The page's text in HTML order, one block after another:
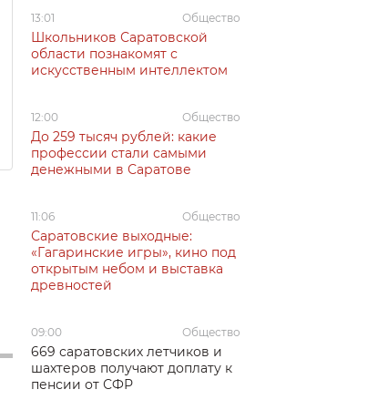
13:01 Общество
Школьников Саратовской
области познакомят с
искусственным интеллектом
12:00 Общество
До 259 тысяч рублей: какие
профессии стали самыми
денежными в Саратове
11:06 Общество
Саратовские выходные:
«Гагаринские игры», кино под
открытым небом и выставка
древностей
09:00 Общество
669 саратовских летчиков и
шахтеров получают доплату к
пенсии от СФР